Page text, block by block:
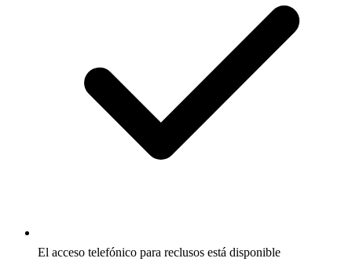
El acceso telefónico para reclusos está disponible